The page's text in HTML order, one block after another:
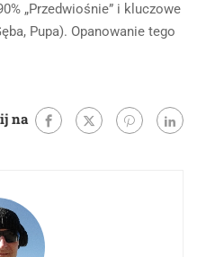
„Przedwiośnie” i kluczowe
Pupa). Opanowanie tego
na